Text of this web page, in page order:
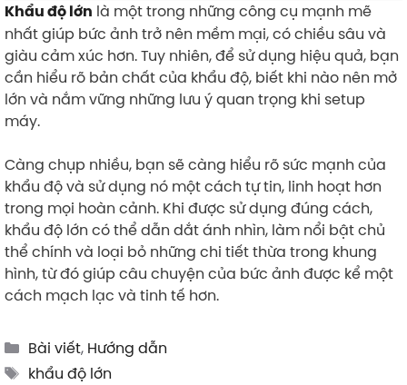
Khẩu độ lớn là một trong những công cụ mạnh mẽ
nhất giúp bức ảnh trở nên mềm mại, có chiều sâu và
giàu cảm xúc hơn. Tuy nhiên, để sử dụng hiệu quả, bạn
cần hiểu rõ bản chất của khẩu độ, biết khi nào nên mở
lớn và nắm vững những lưu ý quan trọng khi setup
máy.
Càng chụp nhiều, bạn sẽ càng hiểu rõ sức mạnh của
khẩu độ và sử dụng nó một cách tự tin, linh hoạt hơn
trong mọi hoàn cảnh. Khi được sử dụng đúng cách,
khẩu độ lớn có thể dẫn dắt ánh nhìn, làm nổi bật chủ
thể chính và loại bỏ những chi tiết thừa trong khung
hình, từ đó giúp câu chuyện của bức ảnh được kể một
cách mạch lạc và tinh tế hơn.
Categories
Bài viết, Hướng dẫn
Tags
khẩu độ lớn